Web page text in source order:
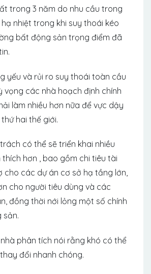
trong 3 năm do nhu cầu trong
nhiệt trong khi suy thoái kéo
bất động sản trọng điểm đã
yếu và rủi ro suy thoái toàn cầu
vọng các nhà hoạch định chính
làm nhiều hơn nữa để vực dậy
hai thế giới.
có thể sẽ triển khai nhiều
thích hơn , bao gồm chi tiêu tài
cho các dự án cơ sở hạ tầng lớn,
cho người tiêu dùng và các
đồng thời nới lỏng một số chính
sản.
phân tích nói rằng khó có thể
đổi nhanh chóng.